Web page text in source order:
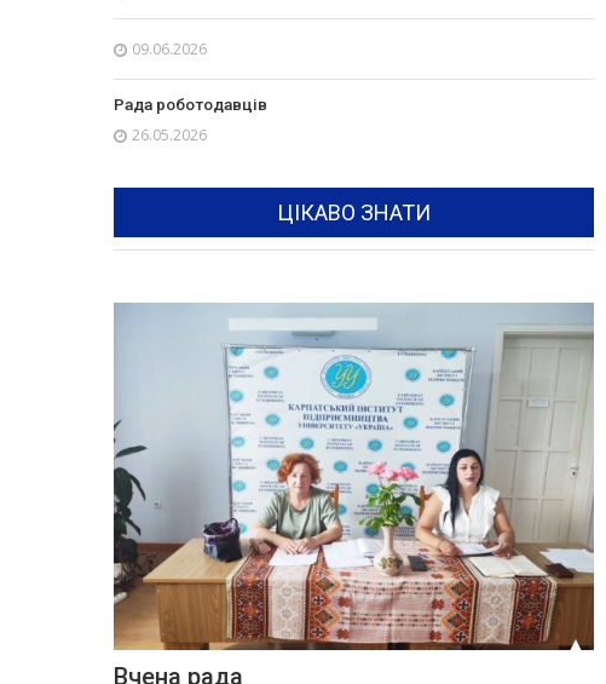
09.06.2026
Рада роботодавців
26.05.2026
ЦІКАВО ЗНАТИ
Вчена рада